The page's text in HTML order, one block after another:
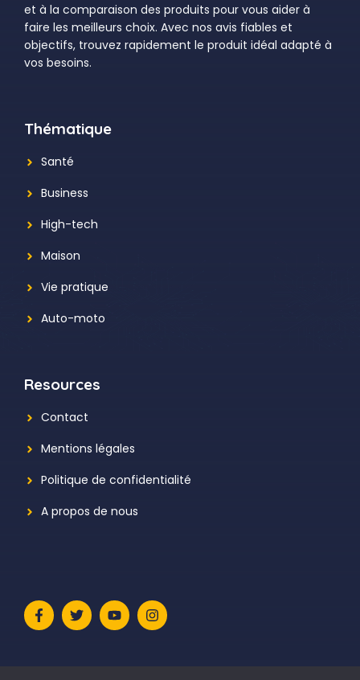
et à la comparaison des produits pour vous aider à
faire les meilleurs choix. Avec nos avis fiables et
objectifs, trouvez rapidement le produit idéal adapté à
vos besoins.
Thématique
Santé
Business
High-tech
Maison
Vie pratique
Auto-moto
Resources
Contact
Mentions légales
Politique de confidentialité
A propos de nous